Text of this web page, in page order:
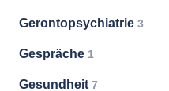
Gerontopsychiatrie 3
Gespräche 1
Gesundheit 7